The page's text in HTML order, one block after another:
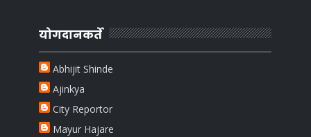
योगदानकर्ते
Abhijit Shinde
Ajinkya
City Reportor
Mayur Hajare